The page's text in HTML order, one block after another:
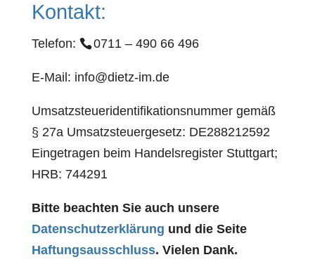
Kontakt:
Telefon: 0711 – 490 66 496
E-Mail: info@dietz-im.de
Umsatzsteueridentifikationsnummer gemäß
§ 27a Umsatzsteuergesetz: DE288212592
Eingetragen beim Handelsregister Stuttgart;
HRB: 744291
Bitte beachten Sie auch unsere
Datenschutzerklärung und die Seite
Haftungsausschluss. Vielen Dank.